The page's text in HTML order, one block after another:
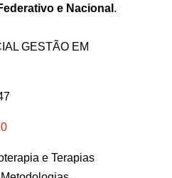
e Nacional .
GESTÃO EM
e Terapias